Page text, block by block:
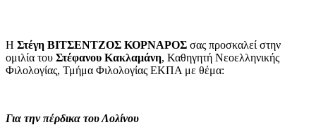
Η Στέγη ΒΙΤΣΕΝΤΖΟΣ ΚΟΡΝΑΡΟΣ σας προσκαλεί στην
ομιλία του Στέφανου Κακλαμάνη, Καθηγητή Νεοελληνικής
Φιλολογίας, Τμήμα Φιλολογίας ΕΚΠΑ με θέμα:
Για την πέρδικα του Λολίνου